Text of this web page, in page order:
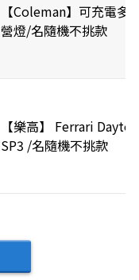
【Coleman】可充電多
營燈/名隨機不挑款
【樂高】 Ferrari
SP3 /名隨機不挑款